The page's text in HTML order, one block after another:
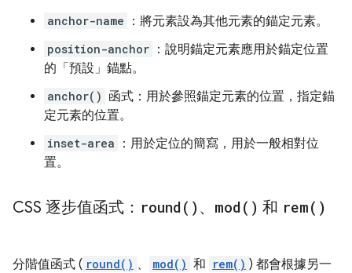
anchor-name ：將元素設為其他元素的錨定元素。
position-anchor ：說明錨定元素應用於錨定位置
的「預設」錨點。
anchor() 函式：用於參照錨定元素的位置，指定錨
定元素的位置。
inset-area
：用於定位的簡寫，用於一般相對位
置。
CSS 逐步值函式： round( ) 、 mod( ) 和 rem( )
分階值函式 ( round() 、 mod() 和 rem() ) 都會根據另一